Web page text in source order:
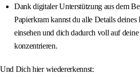
Dank digitaler Unterstützung aus dem
Papierkram kannst du alle Details
einsehen und dich dadurch voll auf
konzentrieren.
Und Dich hier wiedererkennst: